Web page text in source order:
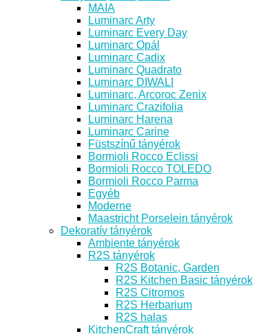
MAIA
Luminarc Arty
Luminarc Every Day
Luminarc Opál
Luminarc Cadix
Luminarc Quadrato
Luminarc DIWALI
Luminarc, Arcoroc Zenix
Luminarc Crazifolia
Luminarc Harena
Luminarc Carine
Füstszínű tányérok
Bormioli Rocco Eclissi
Bormioli Rocco TOLEDO
Bormioli Rocco Parma
Egyéb
Moderne
Maastricht Porselein tányérok
Dekoratív tányérok
Ambiente tányérok
R2S tányérok
R2S Botanic, Garden
R2S Kitchen Basic tányérok
R2S Citromos
R2S Herbarium
R2S halas
KitchenCraft tányérok